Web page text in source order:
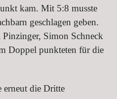
kam. Mit 5:8 musste
geschlagen geben.
Simon Schneck
Doppel punkteten für die
erneut die Dritte